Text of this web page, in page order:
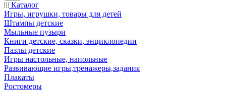
Каталог
Игры, игрушки, товары для детей
Штампы детские
Мыльные пузыри
Книги детские, сказки, энциклопедии
Пазлы детские
Игры настольные, напольные
Развивающие игры,тренажеры,задания
Плакаты
Ростомеры